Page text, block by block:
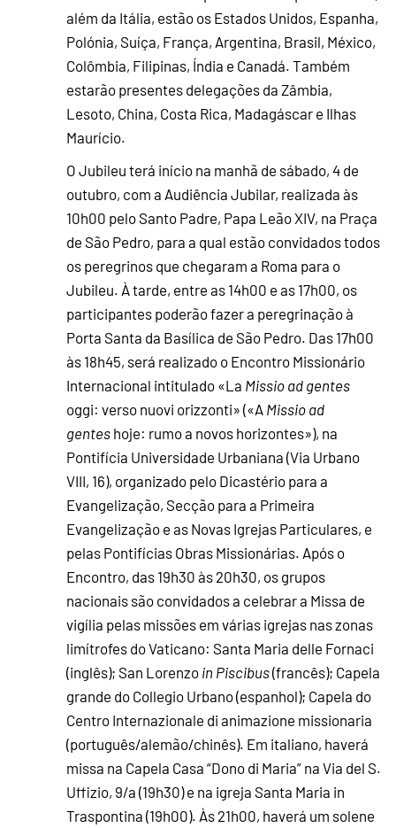
além da Itália, estão os Estados Unidos, Espanha,
Polónia, Suíça, França, Argentina, Brasil, México,
Colômbia, Filipinas, Índia e Canadá. Também
estarão presentes delegações da Zâmbia,
Lesoto, China, Costa Rica, Madagáscar e Ilhas
Maurício.
O Jubileu terá início na manhã de sábado, 4 de
outubro, com a Audiência Jubilar, realizada às
10h00 pelo Santo Padre, Papa Leão XIV, na Praça
de São Pedro, para a qual estão convidados todos
os peregrinos que chegaram a Roma para o
Jubileu. À tarde, entre as 14h00 e as 17h00, os
participantes poderão fazer a peregrinação à
Porta Santa da Basílica de São Pedro. Das 17h00
às 18h45, será realizado o Encontro Missionário
Internacional intitulado «La Missioad gentes
oggi: verso nuovi orizzonti» («AMissio ad
genteshoje: rumo a novos horizontes»), na
Pontifícia Universidade Urbaniana (Via Urbano
VIII, 16), organizado pelo Dicastério para a
Evangelização, Secção para a Primeira
Evangelização e as Novas Igrejas Particulares, e
pelas Pontifícias Obras Missionárias. Após o
Encontro, das 19h30 às 20h30, os grupos
nacionais são convidados a celebrar a Missa de
vigília pelas missões em várias igrejas nas zonas
limítrofes do Vaticano: Santa Maria delle Fornaci
(inglês); San Lorenzoin Piscibus(francês); Capela
grande do Collegio Urbano (espanhol); Capela do
Centro Internazionale di animazione missionaria
(português/alemão/chinês). Em italiano, haverá
missa na Capela Casa “Dono di Maria” na Via del S.
Uffizio, 9/a (19h30) e na igreja Santa Maria in
Traspontina (19h00). Às 21h00, haverá um solene